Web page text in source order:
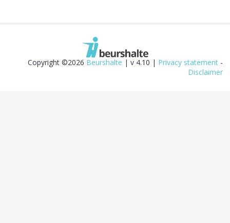
Copyright ©2026 Beurshalte | v 4.10 | Privacy statement -
Disclaimer